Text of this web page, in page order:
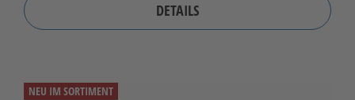
DETAILS
NEU IM SORTIMENT